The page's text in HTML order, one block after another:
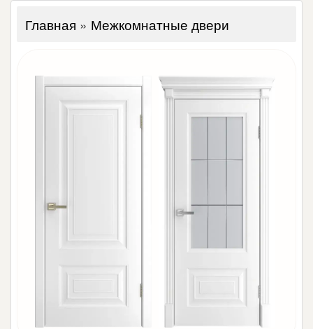
Главная » Межкомнатные двери